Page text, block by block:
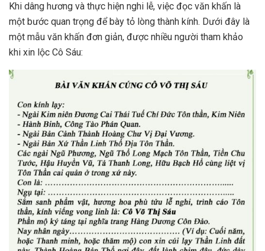
Khi dâng hương và thực hiện nghi lễ, việc đọc văn khấn là
một bước quan trọng để bày tỏ lòng thành kính. Dưới đây là
một mẫu văn khấn đơn giản, được nhiều người tham khảo
khi xin lộc Cô Sáu: